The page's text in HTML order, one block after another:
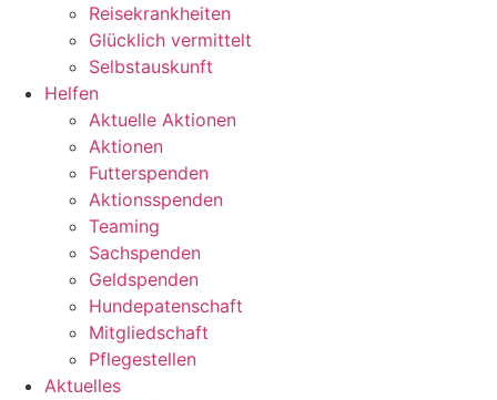
Reisekrankheiten
Glücklich vermittelt
Selbstauskunft
Helfen
Aktuelle Aktionen
Aktionen
Futterspenden
Aktionsspenden
Teaming
Sachspenden
Geldspenden
Hundepatenschaft
Mitgliedschaft
Pflegestellen
Aktuelles